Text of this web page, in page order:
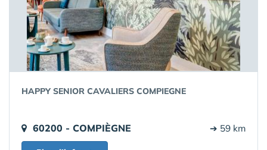
HAPPY SENIOR CAVALIERS COMPIEGNE
60200 - COMPIÈGNE ➔ 59 km